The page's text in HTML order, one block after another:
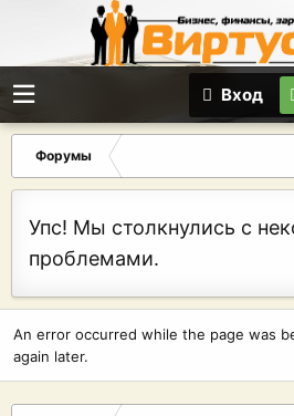
Вход
Форумы
Упс! Мы столкнулись с
проблемами.
An error occurred while the page was
again later.